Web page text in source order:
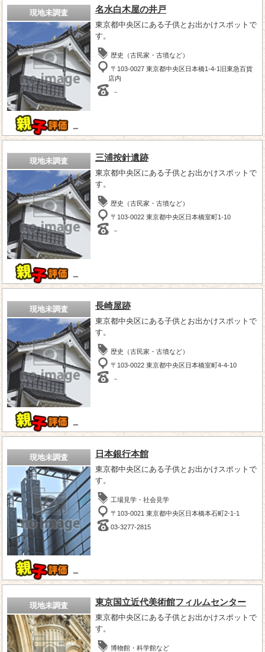
現地未調査
－
名水白木屋の井戸
東京都中央区にある子供とお出かけスポットで
す。
歴史（古民家・古墳など）
〒103-0027 東京都中央区日本橋1-4-1旧東急百貨
店内
－
現地未調査
－
三浦按針遺跡
東京都中央区にある子供とお出かけスポットで
す。
歴史（古民家・古墳など）
〒103-0022 東京都中央区日本橋室町1-10
－
現地未調査
－
長崎屋跡
東京都中央区にある子供とお出かけスポットで
す。
歴史（古民家・古墳など）
〒103-0022 東京都中央区日本橋室町4-4-10
－
現地未調査
－
日本銀行本館
東京都中央区にある子供とお出かけスポットで
す。
工場見学・社会見学
〒103-0021 東京都中央区日本橋本石町2-1-1
03-3277-2815
現地未調査 東京国立近代美術館フィルムセンター
東京都中央区にある子供とお出かけスポットで
す。
博物館・科学館など